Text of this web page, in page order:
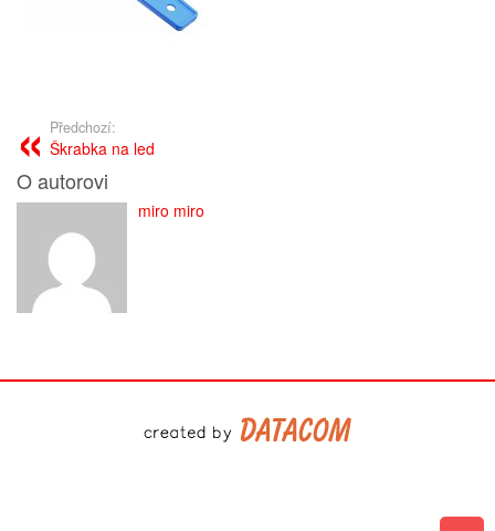
Předchozí:
Škrabka na led
O autorovi
miro miro